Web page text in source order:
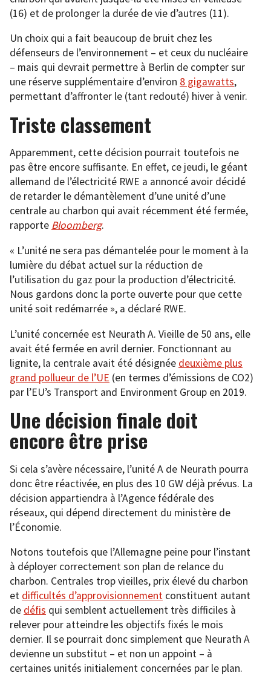
(16) et de prolonger la durée de vie d’autres (11).
Un choix qui a fait beaucoup de bruit chez les
défenseurs de l’environnement – et ceux du nucléaire
– mais qui devrait permettre à Berlin de compter sur
une réserve supplémentaire d’environ 8 gigawatts,
permettant d’affronter le (tant redouté) hiver à venir.
Triste classement
Apparemment, cette décision pourrait toutefois ne
pas être encore suffisante. En effet, ce jeudi, le géant
allemand de l’électricité RWE a annoncé avoir décidé
de retarder le démantèlement d’une unité d’une
centrale au charbon qui avait récemment été fermée,
rapporte Bloomberg.
« L’unité ne sera pas démantelée pour le moment à la
lumière du débat actuel sur la réduction de
l’utilisation du gaz pour la production d’électricité.
Nous gardons donc la porte ouverte pour que cette
unité soit redémarrée », a déclaré RWE.
L’unité concernée est Neurath A. Vieille de 50 ans, elle
avait été fermée en avril dernier. Fonctionnant au
lignite, la centrale avait été désignée deuxième plus
grand pollueur de l’UE (en termes d’émissions de CO2)
par l’EU’s Transport and Environment Group en 2019.
Une décision finale doit
encore être prise
Si cela s’avère nécessaire, l’unité A de Neurath pourra
donc être réactivée, en plus des 10 GW déjà prévus. La
décision appartiendra à l’Agence fédérale des
réseaux, qui dépend directement du ministère de
l’Économie.
Notons toutefois que l’Allemagne peine pour l’instant
à déployer correctement son plan de relance du
charbon. Centrales trop vieilles, prix élevé du charbon
et difficultés d’approvisionnement constituent autant
de défis qui semblent actuellement très difficiles à
relever pour atteindre les objectifs fixés le mois
dernier. Il se pourrait donc simplement que Neurath A
devienne un substitut – et non un appoint – à
certaines unités initialement concernées par le plan.